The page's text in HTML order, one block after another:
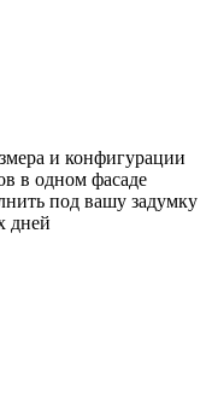
и конфигурации
в одном фасаде
под вашу задумку
дней